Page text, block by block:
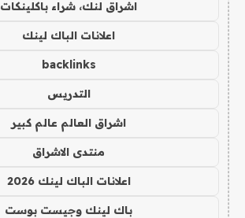
اشراق لنك، شراء باكلينكات
اعلانات الباك لينك
backlinks
التدريس
اشراق العالم عالم كبير
منتدى الاشراق
اعلانات الباك لينك 2026
باك لينك وجيست بوست